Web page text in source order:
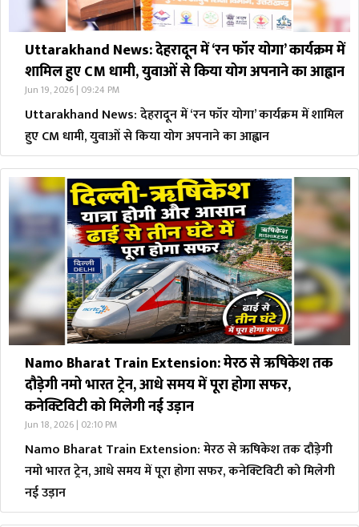
Uttarakhand News: देहरादून में ‘रन फॉर योगा’ कार्यक्रम में
शामिल हुए CM धामी, युवाओं से किया योग अपनाने का आह्वान
Jun 19, 2026 | 09:24 PM
Uttarakhand News: देहरादून में ‘रन फॉर योगा’ कार्यक्रम में शामिल
हुए CM धामी, युवाओं से किया योग अपनाने का आह्वान
Namo Bharat Train Extension: मेरठ से ऋषिकेश तक
दौड़ेगी नमो भारत ट्रेन, आधे समय में पूरा होगा सफर,
कनेक्टिविटी को मिलेगी नई उड़ान
Jun 18, 2026 | 02:10 PM
Namo Bharat Train Extension: मेरठ से ऋषिकेश तक दौड़ेगी
नमो भारत ट्रेन, आधे समय में पूरा होगा सफर, कनेक्टिविटी को मिलेगी
नई उड़ान